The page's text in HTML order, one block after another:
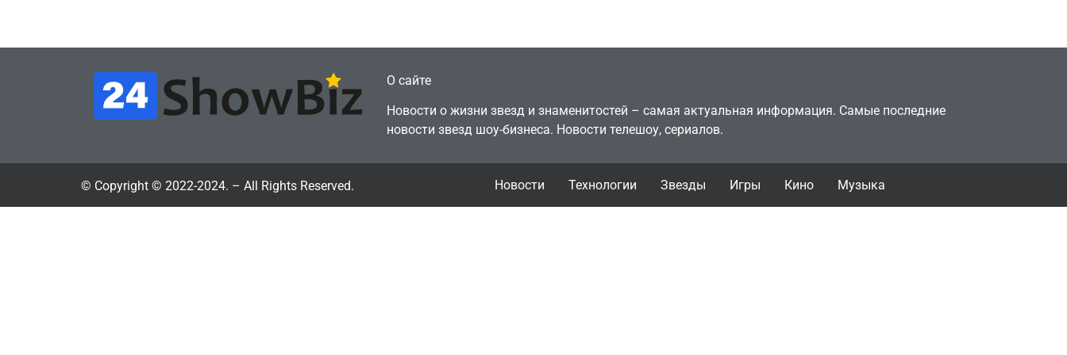
О сайте
Новости о жизни звезд и знаменитостей – самая актуальная информация. Самые последние
новости звезд шоу-бизнеса. Новости телешоу, сериалов.
© Copyright © 2022-2024. – All Rights Reserved. Новости Технологии Звезды Игры Кино Музыка